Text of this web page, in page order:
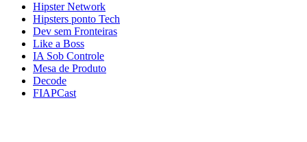
Hipster Network
Hipsters ponto Tech
Dev sem Fronteiras
Like a Boss
IA Sob Controle
Mesa de Produto
Decode
FIAPCast